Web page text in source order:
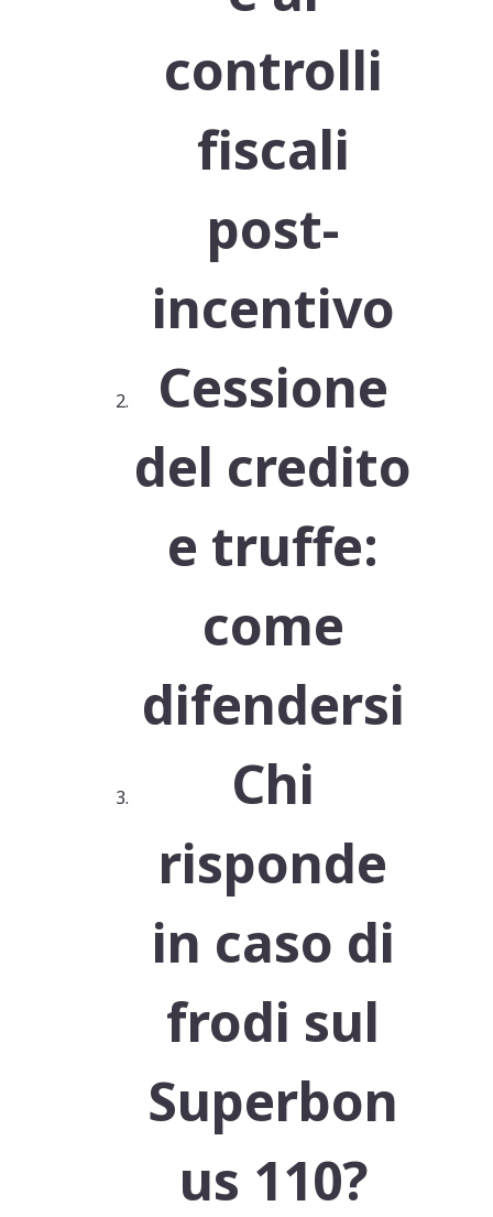
controlli
fiscali
post-
incentivo
Cessione
del credito
e truffe:
come
difendersi
Chi
risponde
in caso di
frodi sul
Superbon
us 110?